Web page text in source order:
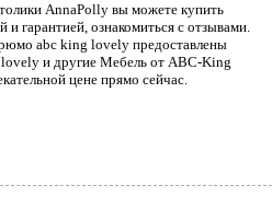
AnnaPolly вы можете купить
гарантией, ознакомиться с отзывами.
abc king lovely предоставлены
и другие Мебель от ABC-King
цене прямо сейчас.